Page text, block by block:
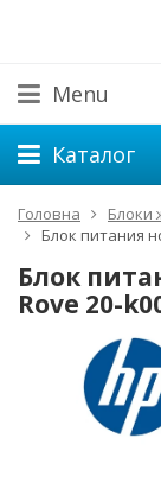
Menu
Каталог
Головна Блоки
Блок питания
Блок
Rove 20-